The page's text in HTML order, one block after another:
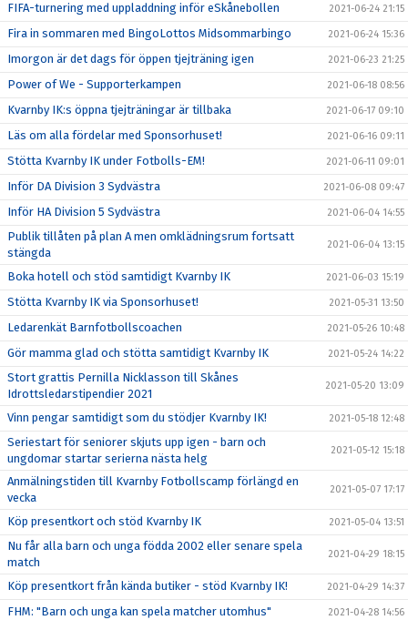
FIFA-turnering med uppladdning inför eSkånebollen 2021-06-24 21:15
Fira in sommaren med BingoLottos Midsommarbingo 2021-06-24 15:36
Imorgon är det dags för öppen tjejträning igen 2021-06-23 21:25
Power of We - Supporterkampen 2021-06-18 08:56
Kvarnby IK:s öppna tjejträningar är tillbaka 2021-06-17 09:10
Läs om alla fördelar med Sponsorhuset! 2021-06-16 09:11
Stötta Kvarnby IK under Fotbolls-EM! 2021-06-11 09:01
Inför DA Division 3 Sydvästra 2021-06-08 09:47
Inför HA Division 5 Sydvästra 2021-06-04 14:55
Publik tillåten på plan A men omklädningsrum fortsatt
stängda
2021-06-04 13:15
Boka hotell och stöd samtidigt Kvarnby IK 2021-06-03 15:19
Stötta Kvarnby IK via Sponsorhuset! 2021-05-31 13:50
Ledarenkät Barnfotbollscoachen 2021-05-26 10:48
Gör mamma glad och stötta samtidigt Kvarnby IK 2021-05-24 14:22
Stort grattis Pernilla Nicklasson till Skånes
Idrottsledarstipendier 2021
2021-05-20 13:09
Vinn pengar samtidigt som du stödjer Kvarnby IK! 2021-05-18 12:48
Seriestart för seniorer skjuts upp igen - barn och
ungdomar startar serierna nästa helg
2021-05-12 15:18
Anmälningstiden till Kvarnby Fotbollscamp förlängd en
vecka
2021-05-07 17:17
Köp presentkort och stöd Kvarnby IK 2021-05-04 13:51
Nu får alla barn och unga födda 2002 eller senare spela
match
2021-04-29 18:15
Köp presentkort från kända butiker - stöd Kvarnby IK! 2021-04-29 14:37
FHM: "Barn och unga kan spela matcher utomhus" 2021-04-28 14:56